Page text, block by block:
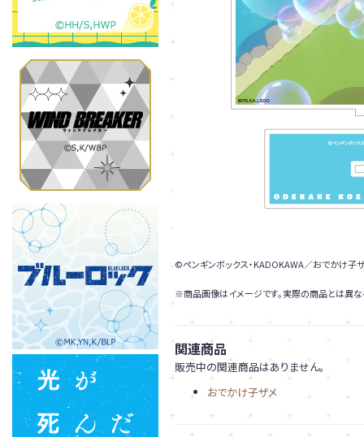
©ペンギンボックス・KADOKAWA／おでかけ子
※商品画像はイメージです。実際の商品とは異な
関連商品
販売中の関連商品はありません。
おでかけ子ザメ